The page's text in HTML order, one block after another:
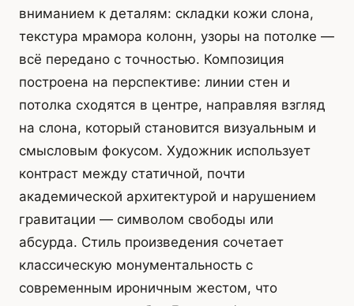
вниманием к деталям: складки кожи слона,
текстура мрамора колонн, узоры на потолке —
всё передано с точностью. Композиция
построена на перспективе: линии стен и
потолка сходятся в центре, направляя взгляд
на слона, который становится визуальным и
смысловым фокусом. Художник использует
контраст между статичной, почти
академической архитектурой и нарушением
гравитации — символом свободы или
абсурда. Стиль произведения сочетает
классическую монументальность с
современным ироничным жестом, что